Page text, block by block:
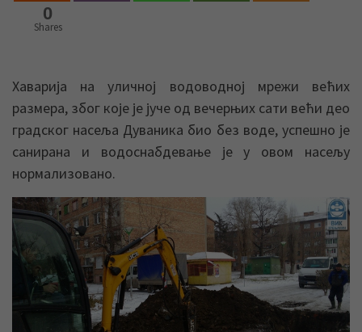
0
Shares
Хаварија на уличној водоводној мрежи већих
размера, због које је јуче од вечерњих сати већи део
градског насеља Дуваника био без воде, успешно је
санирана и водоснабдевање је у овом насељу
нормализовано.